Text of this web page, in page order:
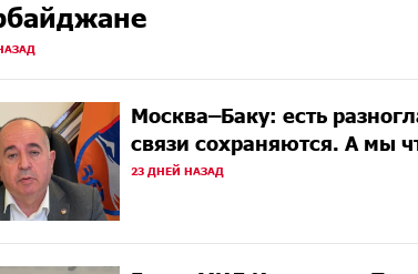
Москва–Баку: есть
связи сохраняются. А мы
23 ДНЕЙ НАЗАД